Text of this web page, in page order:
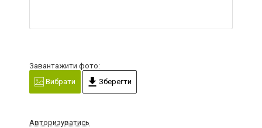
Завантажити фото:
Вибрати
Зберегти
Авторизуватись